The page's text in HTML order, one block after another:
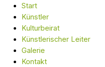
Start
Künstler
Kulturbeirat
Künstlerischer Leiter
Galerie
Kontakt